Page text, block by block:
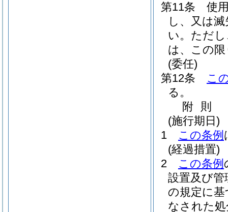
第11条
使
し、又は
い。 ただ
は、この
(委任)
第12条
こ
る。
附 則
(施行期日)
1
この条例
(経過措置)
2
この条例
設置及び
の規定に
なされた